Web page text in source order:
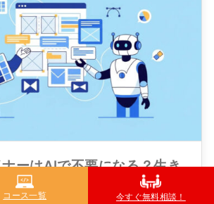
コース一覧 今すぐ無料相談！
ーはAIで不要になる？生き
須スキルと活用術